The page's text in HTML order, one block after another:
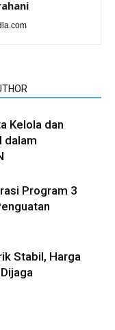
Kelola dan
dalam
Program 3
Stabil, Harga